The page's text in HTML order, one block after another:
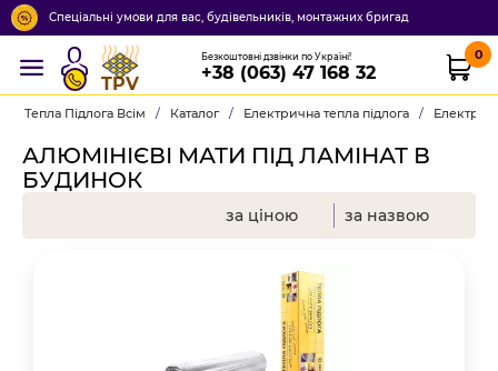
Спеціальні умови для вас, будівельників, монтажних бригад
TPV
Безкоштовні дзвінки по Україні!
+38 (063) 47 168 32
0
Тепла Підлога Всім / Каталог / Електрична тепла підлога /
АЛЮМІНІЄВІ МАТИ ПІД ЛАМІНАТ В
БУДИНОК
за ціною за назвою